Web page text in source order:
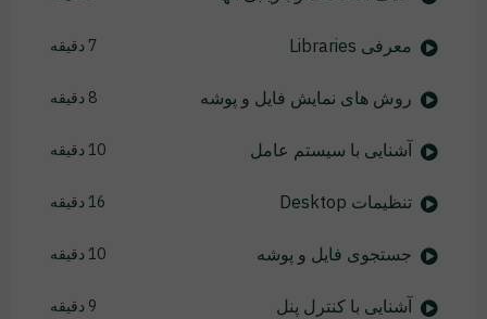
معرفی Libraries 7 دقیقه
روش های نمایش فایل و پوشه 8 دقیقه
آشنایی با سیستم عامل 10 دقیقه
تنظیمات Desktop 16 دقیقه
جستجوی فایل و پوشه 10 دقیقه
آشنایی با کنترل پنل 9 دقیقه